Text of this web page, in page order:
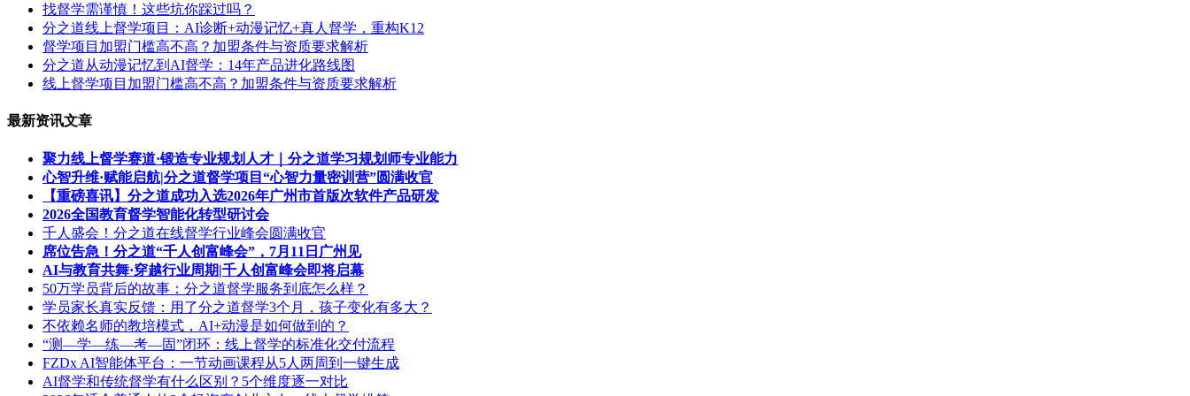
找督学需谨慎！这些坑你踩过吗？
分之道线上督学项目：AI诊断+动漫记忆+真人督学，重构K12
督学项目加盟门槛高不高？加盟条件与资质要求解析
分之道从动漫记忆到AI督学：14年产品进化路线图
线上督学项目加盟门槛高不高？加盟条件与资质要求解析
最新资讯文章
聚力线上督学赛道·锻造专业规划人才｜分之道学习规划师专业能力
心智升维·赋能启航|分之道督学项目“心智力量密训营”圆满收官
【重磅喜讯】分之道成功入选2026年广州市首版次软件产品研发
2026全国教育督学智能化转型研讨会
千人盛会！分之道在线督学行业峰会圆满收官
席位告急！分之道“千人创富峰会”，7月11日广州见
AI与教育共舞·穿越行业周期|千人创富峰会即将启幕
50万学员背后的故事：分之道督学服务到底怎么样？
学员家长真实反馈：用了分之道督学3个月，孩子变化有多大？
不依赖名师的教培模式，AI+动漫是如何做到的？
“测—学—练—考—固”闭环：线上督学的标准化交付流程
FZDx AI智能体平台：一节动画课程从5人两周到一键生成
AI督学和传统督学有什么区别？5个维度逐一对比